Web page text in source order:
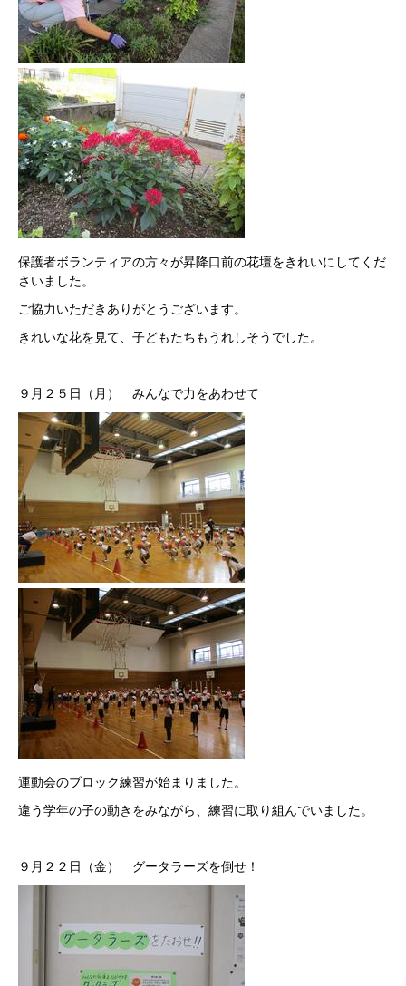
保護者ボランティアの方々が昇降口前の花壇をきれいにしてくだ
さいました。
ご協力いただきありがとうございます。
きれいな花を見て、子どもたちもうれしそうでした。
９月２５日（月） みんなで力をあわせて
運動会のブロック練習が始まりました。
違う学年の子の動きをみながら、練習に取り組んでいました。
９月２２日（金） グータラーズを倒せ！